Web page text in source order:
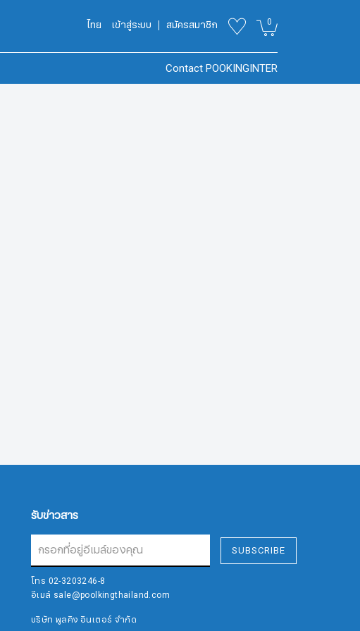
ไทย เข้าสู่ระบบ สมัครสมาชิก 0
Contact POOKINGINTER
รับข่าวสาร
SUBSCRIBE
โทร 02-3203246-8
อีเมล์ sale@poolkingthailand.com
บริษัท พูลคิง อินเตอร์ จำกัด